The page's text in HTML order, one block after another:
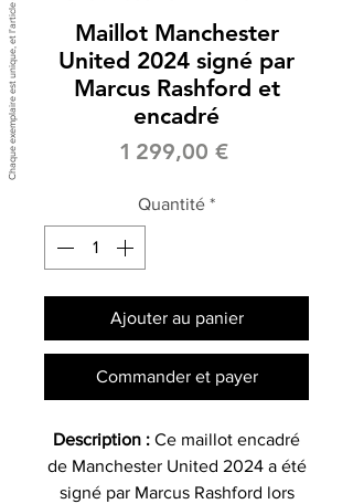
Maillot Manchester
United 2024 signé par
Marcus Rashford et
encadré
1 299,00 €Prix
Quantité *
Ajouter au panier
Commander et payer
Description : Ce maillot encadré
de Manchester United 2024 a été
signé par Marcus Rashford lors